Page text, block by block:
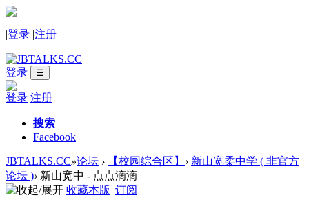
|登录 |注册
登录 ☰
登录 注册
搜索
Facebook
JBTALKS.CC»论坛 › 【校园综合区】 › 新山宽柔中学 ( 非官方
论坛 )› 新山宽中 - 点点滴滴
收藏本版 |订阅